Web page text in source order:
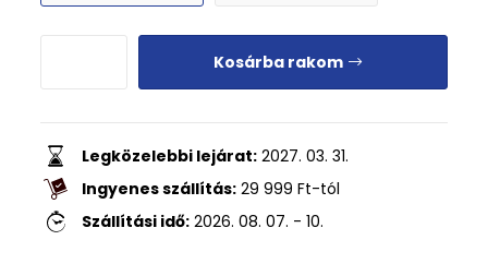
Kosárba rakom
Legközelebbi lejárat: 2027. 03. 31.
Ingyenes szállítás: 29 999 Ft-tól
Szállítási idő: 2026. 08. 07. - 10.